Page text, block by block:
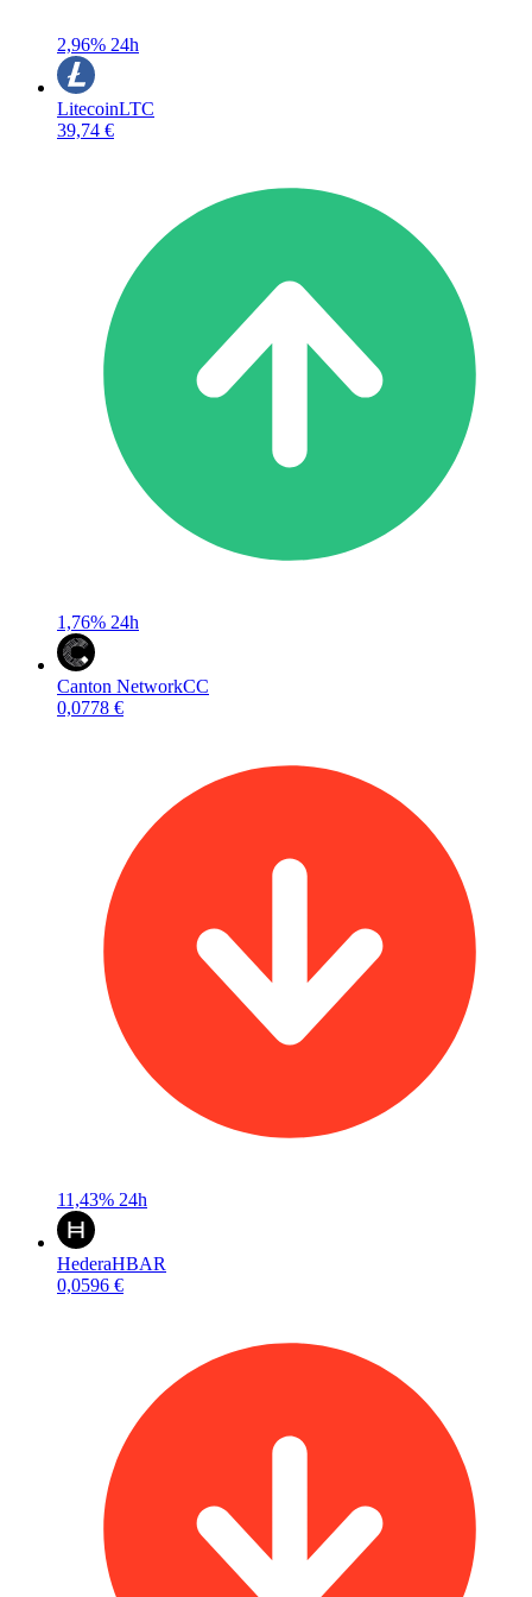
2,96% 24h
LitecoinLTC
39,74 €
1,76% 24h
Canton NetworkCC
0,0778 €
11,43% 24h
HederaHBAR
0,0596 €